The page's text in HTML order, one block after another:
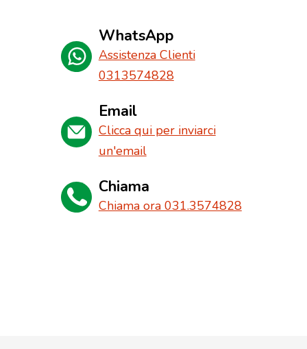
WhatsApp
Assistenza Clienti
0313574828
Email
Clicca qui per inviarci
un'email
Chiama
Chiama ora 031.3574828